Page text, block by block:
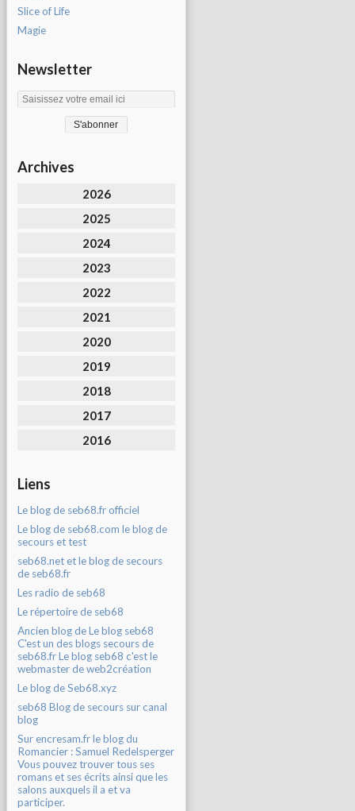
Slice of Life
Magie
Newsletter
Archives
2026
2025
2024
2023
2022
2021
2020
2019
2018
2017
2016
Liens
Le blog de seb68.fr officiel
Le blog de seb68.com le blog de
secours et test
seb68.net et le blog de secours
de seb68.fr
Les radio de seb68
Le répertoire de seb68
Ancien blog de Le blog seb68
C'est un des blogs secours de
seb68.fr Le blog seb68 c'est le
webmaster de web2création
Le blog de Seb68.xyz
seb68 Blog de secours sur canal
blog
Sur encresam.fr le blog du
Romancier : Samuel Redelsperger
Vous pouvez trouver tous ses
romans et ses écrits ainsi que les
salons auxquels il a et va
participer.